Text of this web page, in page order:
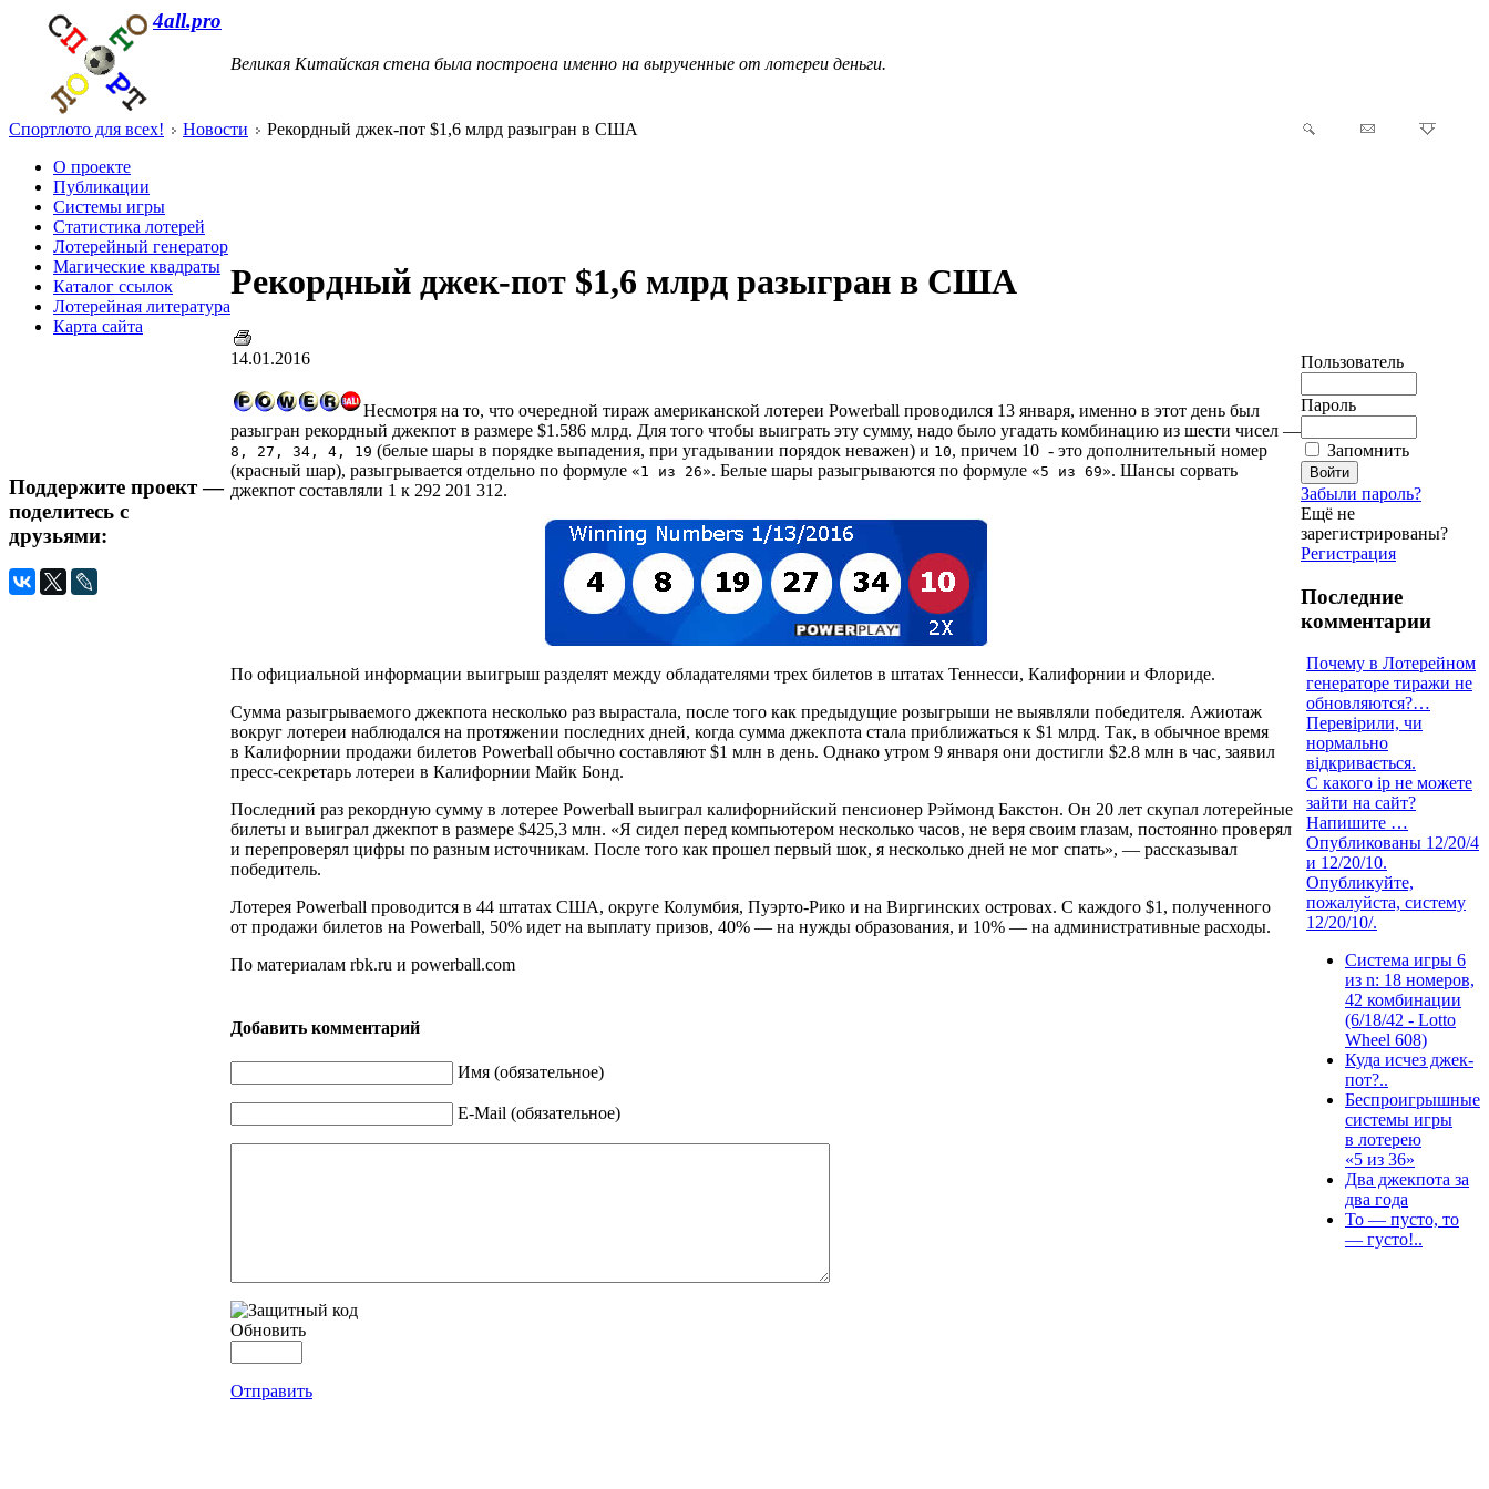
4all.pro
Великая Китайская стена была построена именно на вырученные от лотереи деньги.
Спортлото для всех! Новости
Рекордный джек-пот $1,6 млрд разыгран в США
О проекте
Публикации
Системы игры
Статистика лотерей
Лотерейный генератор
Магические квадраты
Каталог ссылок
Лотерейная литература
Карта сайта
Поддержите проект —
поделитесь с
друзьями:
Рекордный джек-пот $1,6 млрд разыгран в США
14.01.2016
Несмотря на то, что очередной тираж американской лотереи Powerball проводился 13 января, именно в этот день был
разыгран рекордный джекпот в размере $1.586 млрд. Для того чтобы выиграть эту сумму, надо было угадать комбинацию из шести чисел —
8, 27, 34, 4, 19 (белые шары в порядке выпадения, при угадывании порядок неважен) и 10, причем 10 - это дополнительный номер
(красный шар), разыгрывается отдельно по формуле «1 из 26». Белые шары разыгрываются по формуле «5 из 69». Шансы сорвать
джекпот составляли 1 к 292 201 312.
По официальной информации выигрыш разделят между обладателями трех билетов в штатах Теннесси, Калифорнии и Флориде.
Сумма разыгрываемого джекпота несколько раз вырастала, после того как предыдущие розыгрыши не выявляли победителя. Ажиотаж
вокруг лотереи наблюдался на протяжении последних дней, когда сумма джекпота стала приближаться к $1 млрд. Так, в обычное время
в Калифорнии продажи билетов Powerball обычно составляют $1 млн в день. Однако утром 9 января они достигли $2.8 млн в час, заявил
пресс-секретарь лотереи в Калифорнии Майк Бонд.
Последний раз рекордную сумму в лотерее Powerball выиграл калифорнийский пенсионер Рэймонд Бакстон. Он 20 лет скупал лотерейные
билеты и выиграл джекпот в размере $425,3 млн. «Я сидел перед компьютером несколько часов, не веря своим глазам, постоянно проверял
и перепроверял цифры по разным источникам. После того как прошел первый шок, я несколько дней не мог спать», — рассказывал
победитель.
Лотерея Powerball проводится в 44 штатах США, округе Колумбия, Пуэрто-Рико и на Виргинских островах. С каждого $1, полученного
от продажи билетов на Powerball, 50% идет на выплату призов, 40% — на нужды образования, и 10% — на административные расходы.
По материалам rbk.ru и powerball.com
Добавить комментарий
Имя (обязательное)
E-Mail (обязательное)
Обновить
Отправить
Пользователь
Пароль
Запомнить
Забыли пароль?
Ещё не
зарегистрированы?
Регистрация
Последние
комментарии
Почему в Лотерейном
генераторе тиражи не
обновляются?…
Перевірили, чи
нормально
відкривається.
С какого ip не можете
зайти на сайт?
Напишите …
Опубликованы 12/20/4
и 12/20/10.
Опубликуйте,
пожалуйста, систему
12/20/10/.
Система игры 6
из n: 18 номеров,
42 комбинации
(6/18/42 - Lotto
Wheel 608)
Куда исчез джек-
пот?..
Беспроигрышные
системы игры
в лотерею
«5 из 36»
Два джекпота за
два года
То — пусто, то
— густо!..